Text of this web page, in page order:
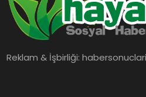
Reklam & İşbirliği: